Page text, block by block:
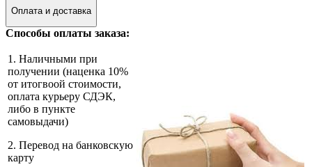
Оплата и доставка
Способы оплаты заказа:
1. Наличными при
получении (наценка 10%
от итогвоой стоимости,
оплата курьеру СДЭК,
либо в пункте
самовыдачи)
2. Перевод на банковскую
карту